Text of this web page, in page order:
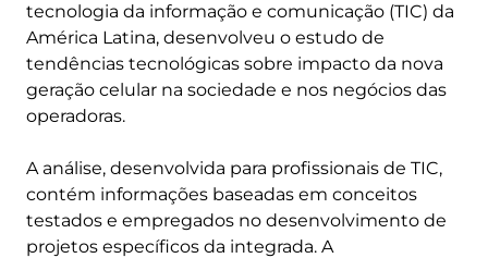
tecnologia da informação e comunicação (TIC) da
América Latina, desenvolveu o estudo de
tendências tecnológicas sobre impacto da nova
geração celular na sociedade e nos negócios das
operadoras.
A análise, desenvolvida para profissionais de TIC,
contém informações baseadas em conceitos
testados e empregados no desenvolvimento de
projetos específicos da integrada. A